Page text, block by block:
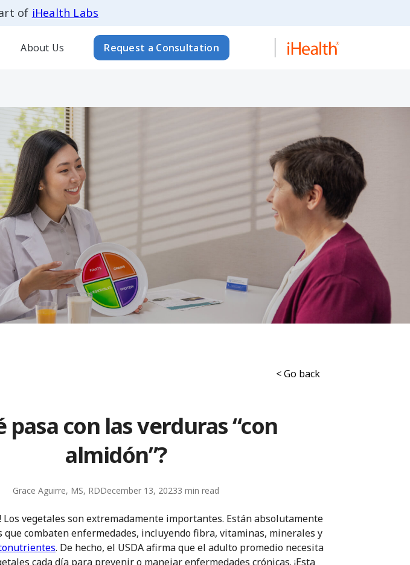
of iHealth Labs
About Us Request a Consultation
< Go back
pasa con las verduras “con
almidón”?
Grace Aguirre, MS, RDDecember 13, 20233
Los vegetales son extremadamente importantes. Están absolutamente
que combaten enfermedades, incluyendo fibra, vitaminas, minerales y
. De hecho, el USDA afirma que el adulto promedio necesita
cada día para prevenir o manejar enfermedades crónicas. ¡Esta